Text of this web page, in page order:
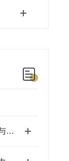
管线式分散机：高效混合与精细分散的工业利器